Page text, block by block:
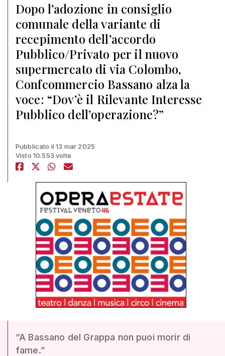
Dopo l’adozione in consiglio
comunale della variante di
recepimento dell’accordo
Pubblico/Privato per il nuovo
supermercato di via Colombo,
Confcommercio Bassano alza la
voce: “Dov’è il Rilevante Interesse
Pubblico dell’operazione?”
Pubblicato il 13 mar 2025
Visto 10.553 volte
“A Bassano del Grappa non puoi morir di
fame.”